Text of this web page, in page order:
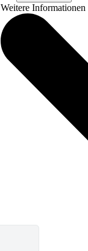
Weitere Informationen